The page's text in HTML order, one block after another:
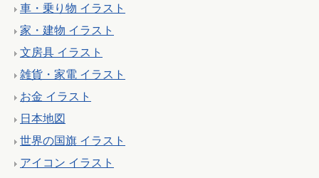
車・乗り物 イラスト
家・建物 イラスト
文房具 イラスト
雑貨・家電 イラスト
お金 イラスト
日本地図
世界の国旗 イラスト
アイコン イラスト